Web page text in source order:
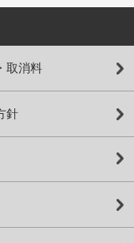
取消料
針